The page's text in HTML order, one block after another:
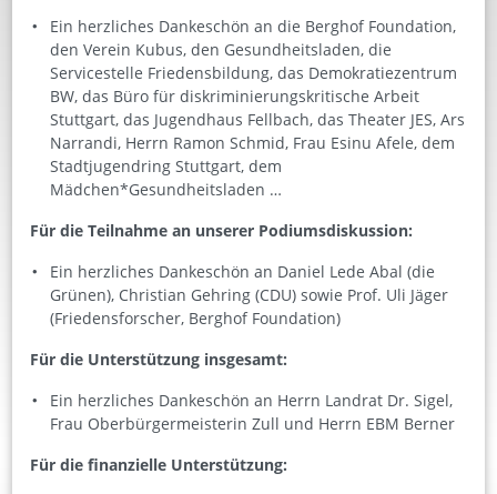
Ein herzliches Dankeschön an die Berghof Foundation,
den Verein Kubus, den Gesundheitsladen, die
Servicestelle Friedensbildung, das Demokratiezentrum
BW, das Büro für diskriminierungskritische Arbeit
Stuttgart, das Jugendhaus Fellbach, das Theater JES, Ars
Narrandi, Herrn Ramon Schmid, Frau Esinu Afele, dem
Stadtjugendring Stuttgart, dem
Mädchen*Gesundheitsladen …
Für die Teilnahme an unserer Podiumsdiskussion:
Ein herzliches Dankeschön an Daniel Lede Abal (die
Grünen), Christian Gehring (CDU) sowie Prof. Uli Jäger
(Friedensforscher, Berghof Foundation)
Für die Unterstützung insgesamt:
Ein herzliches Dankeschön an Herrn Landrat Dr. Sigel,
Frau Oberbürgermeisterin Zull und Herrn EBM Berner
Für die finanzielle Unterstützung: